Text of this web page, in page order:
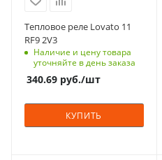
Тепловое реле Lovato 11
RF9 2V3
Наличие и цену товара
уточняйте в день заказа
340.69 руб./шт
КУПИТЬ